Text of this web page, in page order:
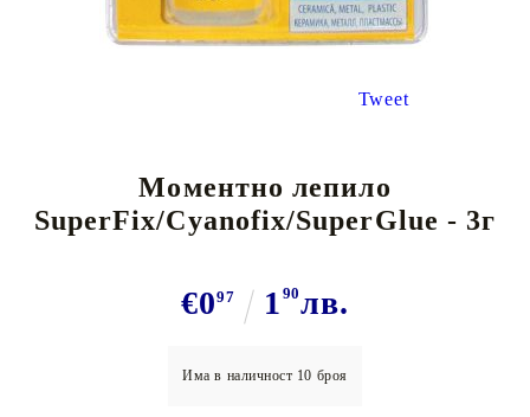
Tweet
Моментно лепило
SuperFix/Cyanofix/SuperGlue - 3г
€097 1 90лв.
Има в наличност 10 броя